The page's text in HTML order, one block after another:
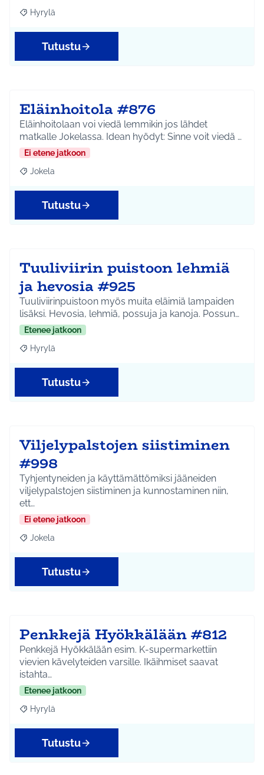
Rajaa tulokset aihepiirin mukaan: Hyrylä
Hyrylä
Tutustu
Eläinhoitola #876
Eläinhoitolaan voi viedä lemmikin jos lähdet
matkalle Jokelassa. Idean hyödyt: Sinne voit viedä …
Ei etene jatkoon
Rajaa tulokset aihepiirin mukaan: Jokela
Jokela
Tutustu
Tuuliviirin puistoon lehmiä
ja hevosia #925
Tuuliviirinpuistoon myös muita eläimiä lampaiden
lisäksi. Hevosia, lehmiä, possuja ja kanoja. Possun…
Etenee jatkoon
Rajaa tulokset aihepiirin mukaan: Hyrylä
Hyrylä
Tutustu
Viljelypalstojen siistiminen
#998
Tyhjentyneiden ja käyttämättömiksi jääneiden
viljelypalstojen siistiminen ja kunnostaminen niin,
ett…
Ei etene jatkoon
Rajaa tulokset aihepiirin mukaan: Jokela
Jokela
Tutustu
Penkkejä Hyökkälään #812
Penkkejä Hyökkälään esim. K-supermarkettiin
vievien kävelyteiden varsille. Ikäihmiset saavat
istahta…
Etenee jatkoon
Rajaa tulokset aihepiirin mukaan: Hyrylä
Hyrylä
Tutustu